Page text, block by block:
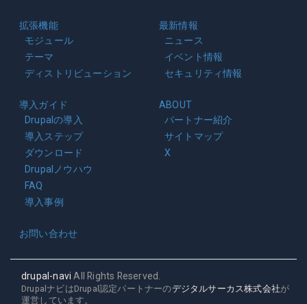
拡張機能
モジュール
テーマ
ディストリビューション
最新情報
ニュース
イベント情報
セキュリティ情報
導入ガイド
Drupalの導入
導入ステップ
ダウンロード
Drupalノウハウ
FAQ
導入事例
ABOUT
パートナー紹介
サイトマップ
X
お問い合わせ
drupal-navi All Rights Reserved.
DrupalナビはDrupal認定パートナーのデジタルサーカス株式会社が
運営しています。